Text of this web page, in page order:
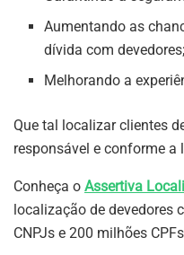
Aumentando as
dívida com devedores;
Melhorando a
Que tal localizar clientes
responsável e conforme a
Conheça o Assertiva
localização de devedores
CNPJs e 200 milhões